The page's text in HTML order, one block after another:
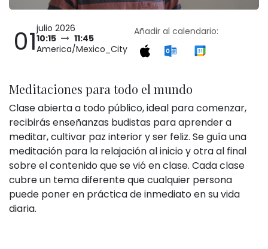
01julio 2026
10:15
11:45
America/Mexico_City
Añadir al calendario:
Meditaciones para todo el mundo
Clase abierta a todo público, ideal para comenzar,
recibirás enseñanzas budistas para aprender a
meditar, cultivar paz interior y ser feliz. Se guía una
meditación para la relajación al inicio y otra al final
sobre el contenido que se vió en clase. Cada clase
cubre un tema diferente que cualquier persona
puede poner en práctica de inmediato en su vida
diaria.